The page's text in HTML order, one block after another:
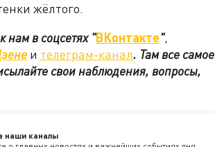
жёлтого.
нам в соцсетях"ВКонтакте",
и телеграм-канал. Там все самое
свои наблюдения, вопросы,
наши каналы